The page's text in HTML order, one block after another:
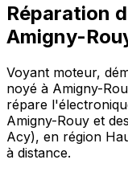
Réparation
Amigny-
Voyant moteur,
noyé à Amigny-
répare
Amigny-Rouy et
Acy), en région
à distance.